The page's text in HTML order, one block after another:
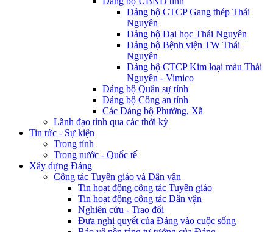
Đảng bộ CTCP Gang thép Thái
Nguyên
Đảng bộ Đại học Thái Nguyên
Đảng bộ Bệnh viện TW Thái
Nguyên
Đảng bộ CTCP Kim loại màu Thái
Nguyên - Vimico
Đảng bộ Quân sự tỉnh
Đảng bộ Công an tỉnh
Các Đảng bộ Phường, Xã
Lãnh đạo tỉnh qua các thời kỳ
Tin tức - Sự kiện
Trong tỉnh
Trong nước - Quốc tế
Xây dựng Đảng
Công tác Tuyên giáo và Dân vận
Tin hoạt động công tác Tuyên giáo
Tin hoạt động công tác Dân vận
Nghiên cứu - Trao đổi
Đưa nghị quyết của Đảng vào cuộc sống